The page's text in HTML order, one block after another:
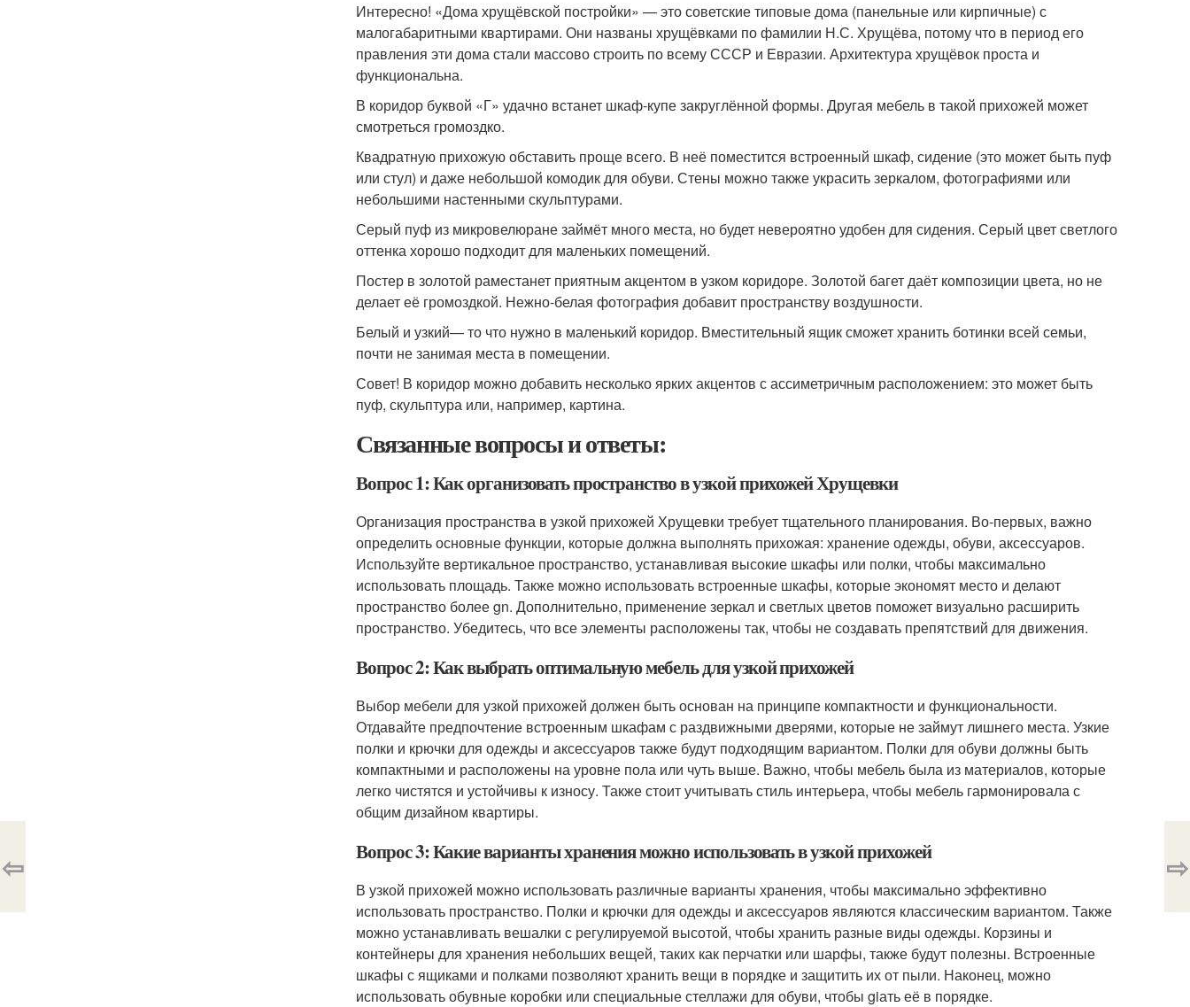
Интересно! «Дома хрущёвской постройки» — это советские типовые дома (панельные или кирпичные) с
малогабаритными квартирами. Они названы хрущёвками по фамилии Н.С. Хрущёва, потому что в период его
правления эти дома стали массово строить по всему СССР и Евразии. Архитектура хрущёвок проста и
функциональна.
В коридор буквой «Г» удачно встанет шкаф-купе закруглённой формы. Другая мебель в такой прихожей может
смотреться громоздко.
Квадратную прихожую обставить проще всего. В неё поместится встроенный шкаф, сидение (это может быть пуф
или стул) и даже небольшой комодик для обуви. Стены можно также украсить зеркалом, фотографиями или
небольшими настенными скульптурами.
Серый пуф из микровелюране займёт много места, но будет невероятно удобен для сидения. Серый цвет светлого
оттенка хорошо подходит для маленьких помещений.
Постер в золотой раместанет приятным акцентом в узком коридоре. Золотой багет даёт композиции цвета, но не
делает её громоздкой. Нежно-белая фотография добавит пространству воздушности.
Белый и узкий— то что нужно в маленький коридор. Вместительный ящик сможет хранить ботинки всей семьи,
почти не занимая места в помещении.
Совет! В коридор можно добавить несколько ярких акцентов с ассиметричным расположением: это может быть
пуф, скульптура или, например, картина.
Связанные вопросы и ответы:
Вопрос 1: Как организовать пространство в узкой прихожей Хрущевки
Организация пространства в узкой прихожей Хрущевки требует тщательного планирования. Во-первых, важно
определить основные функции, которые должна выполнять прихожая: хранение одежды, обуви, аксессуаров.
Используйте вертикальное пространство, устанавливая высокие шкафы или полки, чтобы максимально
использовать площадь. Также можно использовать встроенные шкафы, которые экономят место и делают
пространство более gn. Дополнительно, применение зеркал и светлых цветов поможет визуально расширить
пространство. Убедитесь, что все элементы расположены так, чтобы не создавать препятствий для движения.
Вопрос 2: Как выбрать оптимальную мебель для узкой прихожей
Выбор мебели для узкой прихожей должен быть основан на принципе компактности и функциональности.
Отдавайте предпочтение встроенным шкафам с раздвижными дверями, которые не займут лишнего места. Узкие
полки и крючки для одежды и аксессуаров также будут подходящим вариантом. Полки для обуви должны быть
компактными и расположены на уровне пола или чуть выше. Важно, чтобы мебель была из материалов, которые
легко чистятся и устойчивы к износу. Также стоит учитывать стиль интерьера, чтобы мебель гармонировала с
общим дизайном квартиры.
Вопрос 3: Какие варианты хранения можно использовать в узкой прихожей
В узкой прихожей можно использовать различные варианты хранения, чтобы максимально эффективно
использовать пространство. Полки и крючки для одежды и аксессуаров являются классическим вариантом. Также
можно устанавливать вешалки с регулируемой высотой, чтобы хранить разные виды одежды. Корзины и
контейнеры для хранения небольших вещей, таких как перчатки или шарфы, также будут полезны. Встроенные
шкафы с ящиками и полками позволяют хранить вещи в порядке и защитить их от пыли. Наконец, можно
использовать обувные коробки или специальные стеллажи для обуви, чтобы giать её в порядке.
⇦ ⇨